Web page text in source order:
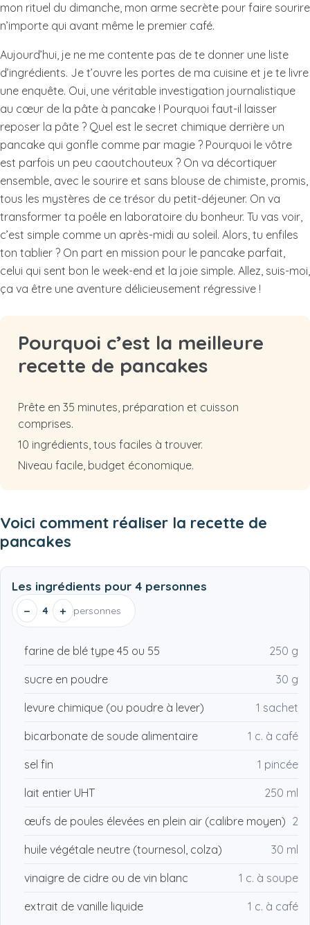
mon rituel du dimanche, mon arme secrète pour faire sourire
n’importe qui avant même le premier café.
Aujourd’hui, je ne me contente pas de te donner une liste
d’ingrédients. Je t’ouvre les portes de ma cuisine et je te livre
une enquête. Oui, une véritable investigation journalistique
au cœur de la pâte à pancake ! Pourquoi faut-il laisser
reposer la pâte ? Quel est le secret chimique derrière un
pancake qui gonfle comme par magie ? Pourquoi le vôtre
est parfois un peu caoutchouteux ? On va décortiquer
ensemble, avec le sourire et sans blouse de chimiste, promis,
tous les mystères de ce trésor du petit-déjeuner. On va
transformer ta poêle en laboratoire du bonheur. Tu vas voir,
c’est simple comme un après-midi au soleil. Alors, tu enfiles
ton tablier ? On part en mission pour le pancake parfait,
celui qui sent bon le week-end et la joie simple. Allez, suis-moi,
ça va être une aventure délicieusement régressive !
Pourquoi c’est la meilleure
recette de pancakes
Prête en 35 minutes, préparation et cuisson
comprises.
10 ingrédients, tous faciles à trouver.
Niveau facile, budget économique.
Voici comment réaliser la recette de
pancakes
Les ingrédients pour 4 personnes
−
4 + personnes
farine de blé type 45 ou 55 250 g
sucre en poudre 30 g
levure chimique (ou poudre à lever) 1 sachet
bicarbonate de soude alimentaire 1 c. à café
sel fin 1 pincée
lait entier UHT 250 ml
œufs de poules élevées en plein air (calibre moyen) 2
huile végétale neutre (tournesol, colza) 30 ml
vinaigre de cidre ou de vin blanc 1 c. à soupe
extrait de vanille liquide 1 c. à café